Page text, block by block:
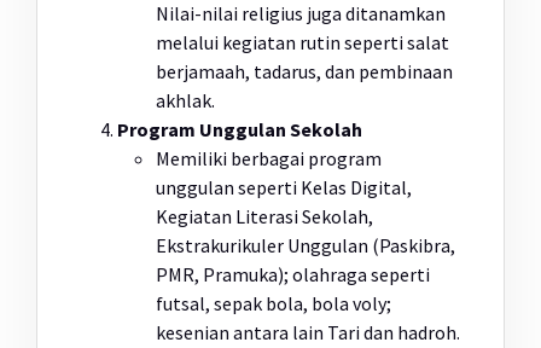
Nilai-nilai religius juga ditanamkan
melalui kegiatan rutin seperti salat
berjamaah, tadarus, dan pembinaan
akhlak.
Program Unggulan Sekolah
Memiliki berbagai program
unggulan seperti Kelas Digital,
Kegiatan Literasi Sekolah,
Ekstrakurikuler Unggulan (Paskibra,
PMR, Pramuka); olahraga seperti
futsal, sepak bola, bola voly;
kesenian antara lain Tari dan hadroh.